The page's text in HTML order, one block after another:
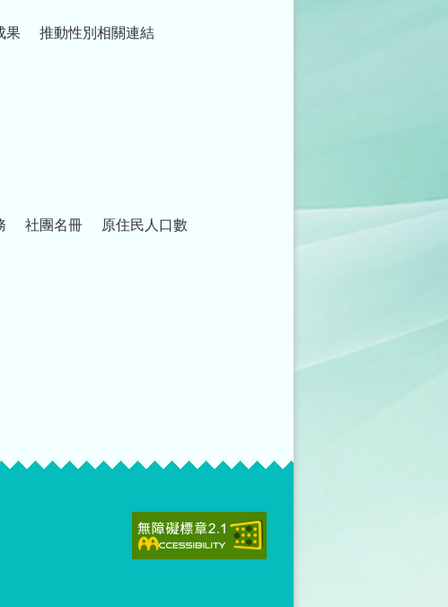
果 推動性別相關連結
社團名冊 原住民人口數